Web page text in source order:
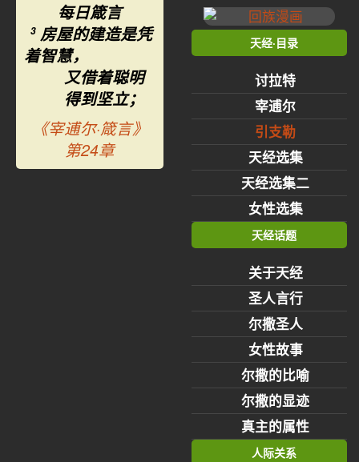
每日箴言
3 房屋的建造是凭
着智慧，
又借着聪明
得到坚立；
《宰逋尔·箴言》
第24章
天经·目录
讨拉特
宰逋尔
引支勒
天经选集
天经选集二
女性选集
天经话题
关于天经
圣人言行
尔撒圣人
女性故事
尔撒的比喻
尔撒的显迹
真主的属性
人际关系